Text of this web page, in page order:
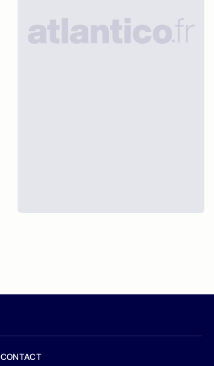
CONTACT